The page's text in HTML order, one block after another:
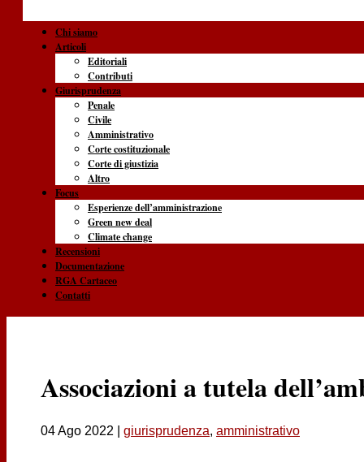
Chi siamo
Articoli
Editoriali
Contributi
Giurisprudenza
Penale
Civile
Amministrativo
Corte costituzionale
Corte di giustizia
Altro
Focus
Esperienze dell’amministrazione
Green new deal
Climate change
Recensioni
Documentazione
RGA Cartaceo
Contatti
Associazioni a tutela
04 Ago 2022 giurisprudenza, amministrativo